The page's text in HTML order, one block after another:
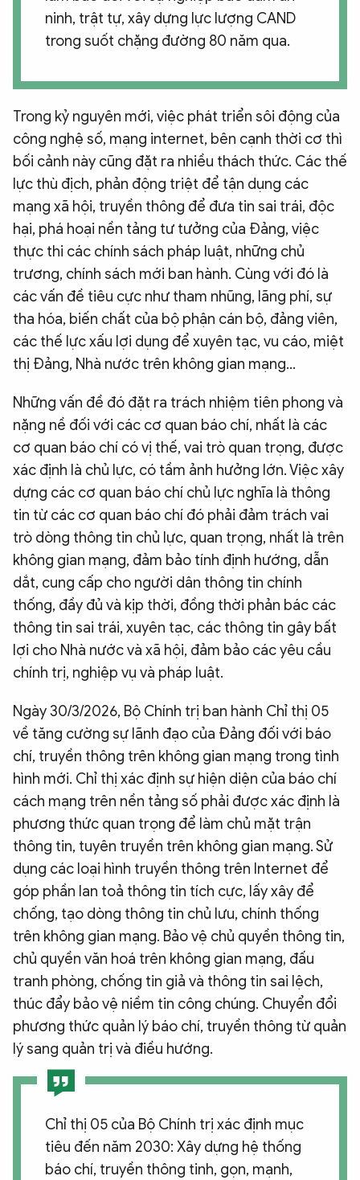
ninh, trật tự, xây dựng lực lượng CAND
trong suốt chặng đường 80 năm qua.
Trong kỷ nguyên mới, việc phát triển sôi động của
công nghệ số, mạng internet, bên cạnh thời cơ thì
bối cảnh này cũng đặt ra nhiều thách thức. Các thế
lực thù địch, phản động triệt để tận dụng các
mạng xã hội, truyền thông để đưa tin sai trái, độc
hại, phá hoại nền tảng tư tưởng của Đảng, việc
thực thi các chính sách pháp luật, những chủ
trương, chính sách mới ban hành. Cùng với đó là
các vấn đề tiêu cực như tham nhũng, lãng phí, sự
tha hóa, biến chất của bộ phận cán bộ, đảng viên,
các thế lực xấu lợi dụng để xuyên tạc, vu cáo, miệt
thị Đảng, Nhà nước trên không gian mạng…
Những vấn đề đó đặt ra trách nhiệm tiên phong và
nặng nề đối với các cơ quan báo chí, nhất là các
cơ quan báo chí có vị thế, vai trò quan trọng, được
xác định là chủ lực, có tầm ảnh hưởng lớn. Việc xây
dựng các cơ quan báo chí chủ lực nghĩa là thông
tin từ các cơ quan báo chí đó phải đảm trách vai
trò dòng thông tin chủ lực, quan trọng, nhất là trên
không gian mạng, đảm bảo tính định hướng, dẫn
dắt, cung cấp cho người dân thông tin chính
thống, đầy đủ và kịp thời, đồng thời phản bác các
thông tin sai trái, xuyên tạc, các thông tin gây bất
lợi cho Nhà nước và xã hội, đảm bảo các yêu cầu
chính trị, nghiệp vụ và pháp luật.
Ngày 30/3/2026, Bộ Chính trị ban hành Chỉ thị 05
về tăng cường sự lãnh đạo của Đảng đối với báo
chí, truyền thông trên không gian mạng trong tình
hình mới. Chỉ thị xác định sự hiện diện của báo chí
cách mạng trên nền tảng số phải được xác định là
phương thức quan trọng để làm chủ mặt trận
thông tin, tuyên truyền trên không gian mạng. Sử
dụng các loại hình truyền thông trên Internet để
góp phần lan toả thông tin tích cực, lấy xây để
chống, tạo dòng thông tin chủ lưu, chính thống
trên không gian mạng. Bảo vệ chủ quyền thông tin,
chủ quyền văn hoá trên không gian mạng, đấu
tranh phòng, chống tin giả và thông tin sai lệch,
thúc đẩy bảo vệ niềm tin công chúng. Chuyển đổi
phương thức quản lý báo chí, truyền thông từ quản
lý sang quản trị và điều hướng.
Chỉ thị 05 của Bộ Chính trị xác định mục
tiêu đến năm 2030: Xây dựng hệ thống
báo chí, truyền thông tinh, gọn, mạnh,